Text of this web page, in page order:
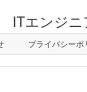
ITエンジ
プライバシーポ